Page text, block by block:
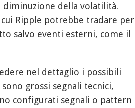
diminuzione della volatilità.
Ripple potrebbe tradare per
salvo eventi esterni, come il
nel dettaglio i possibili
grossi segnali tecnici,
configurati segnali o pattern